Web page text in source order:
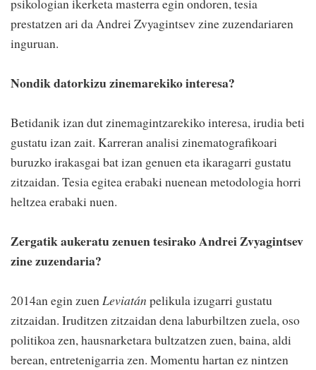
psikologian ikerketa masterra egin ondoren, tesia
prestatzen ari da Andrei Zvyagintsev zine zuzendariaren
inguruan.
Nondik datorkizu zinemarekiko interesa?
Betidanik izan dut zinemagintzarekiko interesa, irudia beti
gustatu izan zait. Karreran analisi zinematografikoari
buruzko irakasgai bat izan genuen eta ikaragarri gustatu
zitzaidan. Tesia egitea erabaki nuenean metodologia horri
heltzea erabaki nuen.
Zergatik aukeratu zenuen tesirako Andrei Zvyagintsev
zine zuzendaria?
2014an egin zuenLeviatán pelikula izugarri gustatu
zitzaidan. Iruditzen zitzaidan dena laburbiltzen zuela, oso
politikoa zen, hausnarketara bultzatzen zuen, baina, aldi
berean, entretenigarria zen. Momentu hartan ez nintzen